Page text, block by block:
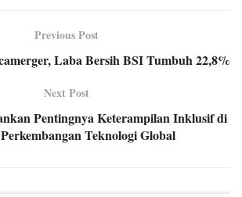
Previous Post
Laba Bersih BSI Tumbuh 22,8%
Next Post
Pentingnya Keterampilan Inklusif di
Teknologi Global